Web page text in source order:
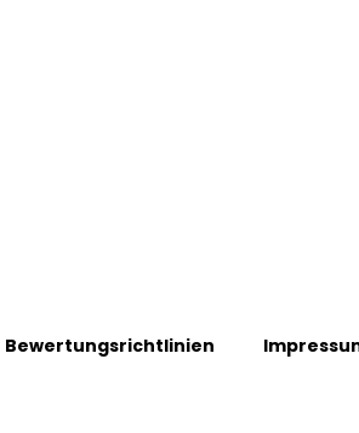
Bewertungsrichtlinien